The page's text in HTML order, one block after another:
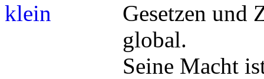
Gesetzen und
global.
Seine Macht